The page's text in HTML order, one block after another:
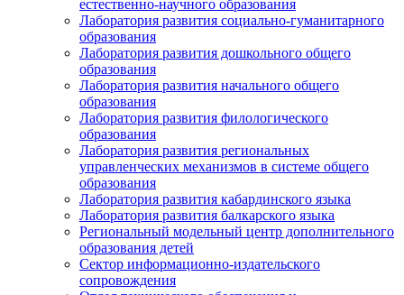
естественно-научного образования
Лаборатория развития социально-гуманитарного
образования
Лаборатория развития дошкольного общего
образования
Лаборатория развития начального общего
образования
Лаборатория развития филологического
образования
Лаборатория развития региональных
управленческих механизмов в системе общего
образования
Лаборатория развития кабардинского языка
Лаборатория развития балкарского языка
Региональный модельный центр дополнительного
образования детей
Сектор информационно-издательского
сопровождения